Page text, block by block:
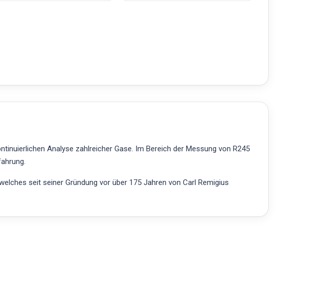
Analyse zahlreicher Gase. Im Bereich der Messung von R245
seit seiner Gründung vor über 175 Jahren von Carl Remigius